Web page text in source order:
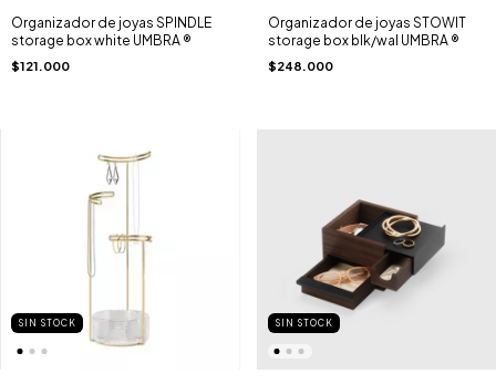
Organizador de joyas SPINDLE
storage box white UMBRA ®
$121.000
Organizador de joyas STOWIT
storage box blk/wal UMBRA ®
$248.000
SIN STOCK SIN STOCK